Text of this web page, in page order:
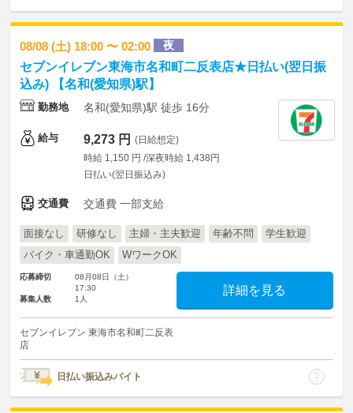
08/08 (土) 18:00 〜 02:00 夜
セブンイレブン東海市名和町二反表店★日払い(翌日振
込み) 【名和(愛知県)駅】
勤務地 名和(愛知県)駅 徒歩 16分
給与 9,273 円 (日給想定)
時給 1,150 円 /深夜時給 1,438円
日払い(翌日振込み)
交通費 交通費 一部支給
面接なし 研修なし 主婦・主夫歓迎 年齢不問
学生歓迎
バイク・車通勤OK
WワークOK
応募締切
08月08日（土）
17:30
募集人数
1人
詳細を見る
セブンイレブン 東海市名和町二反表
店
日払い振込みバイト